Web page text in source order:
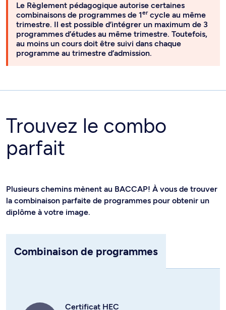
Le Règlement pédagogique autorise certaines
combinaisons de programmes de 1ercycle au même
trimestre. Il est possible d’intégrer un maximum de 3
programmes d’études au même trimestre. Toutefois,
au moins un cours doit être suivi dans chaque
programme au trimestre d’admission.
Trouvez le combo
parfait
Plusieurs chemins mènent au BACCAP! À vous de trouver
la combinaison parfaite de programmes pour obtenir un
diplôme à votre image.
Combinaison de programmes
Certificat HEC